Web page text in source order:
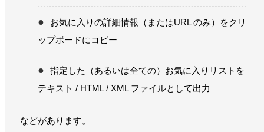
お気に入りの詳細情報（またはURL のみ）をクリ
ップボードにコピー
指定した（あるいは全ての）お気に入りリストを
テキスト / HTML / XML ファイルとして出力
などがあります。